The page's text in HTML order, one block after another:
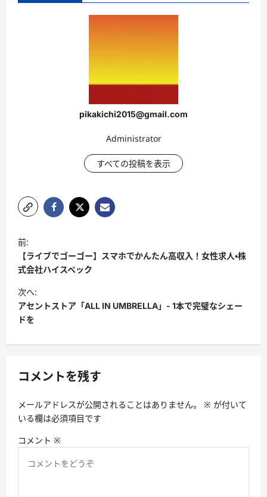
pikakichi2015@gmail.com
Administrator
すべての投稿を表示
投
稿
ナ
ビ
ゲ
ー
シ
ン
前:
【ライブでゴーゴー】スマホでかんたん高収入！女性求人・株
式会社ハイスペック
次へ:
アセントストア「ALL IN UMBRELLA」- 1本で完璧なシェー
ドを
コメントを残す
メールアドレスが公開されることはありません。 ※ が付いて
いる欄は必須項目です
コメント ※